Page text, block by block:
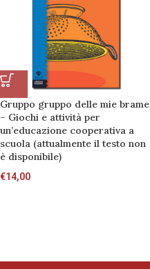
Gruppo gruppo delle mie brame
– Giochi e attività per
un’educazione cooperativa a
scuola (attualmente il testo non
è disponibile)
€14,00